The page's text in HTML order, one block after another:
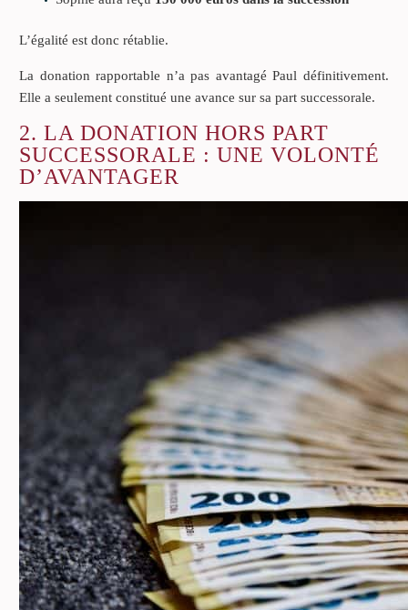
L’égalité est donc rétablie.
La donation rapportable n’a pas avantagé Paul définitivement.
Elle a seulement constitué une avance sur sa part successorale.
2. LA DONATION HORS PART
SUCCESSORALE : UNE VOLONTÉ
D’AVANTAGER